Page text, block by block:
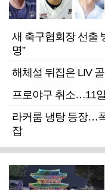
새 축구협회장 선출
명”
해체설 뒤집은 LIV
프로야구 취소…11
라커룸 냉탕 등장…
잡